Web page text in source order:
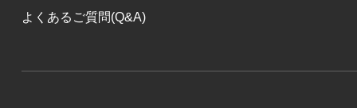
よくあるご質問(Q&A)